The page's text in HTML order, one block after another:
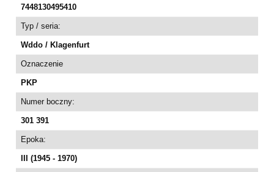
7448130495410
Typ / seria:
Wddo / Klagenfurt
Oznaczenie
PKP
Numer boczny:
301 391
Epoka:
III (1945 - 1970)